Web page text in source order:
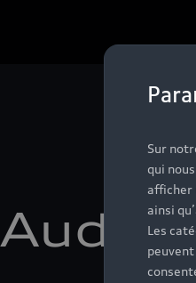
Sur
qui
afficher
ainsi
Les
Audi